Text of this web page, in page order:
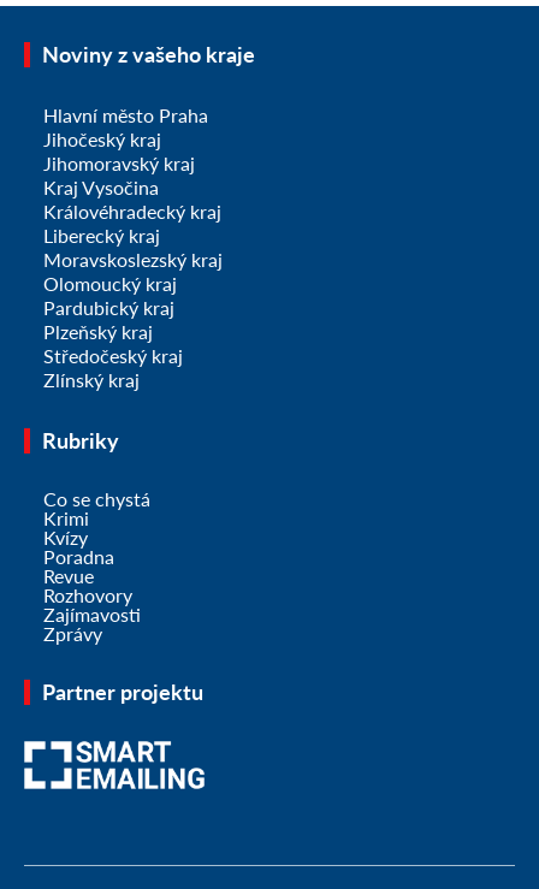
Noviny z vašeho kraje
Hlavní město Praha
Jihočeský kraj
Jihomoravský kraj
Kraj Vysočina
Královéhradecký kraj
Liberecký kraj
Moravskoslezský kraj
Olomoucký kraj
Pardubický kraj
Plzeňský kraj
Středočeský kraj
Zlínský kraj
Rubriky
Co se chystá
Krimi
Kvízy
Poradna
Revue
Rozhovory
Zajímavosti
Zprávy
Partner projektu